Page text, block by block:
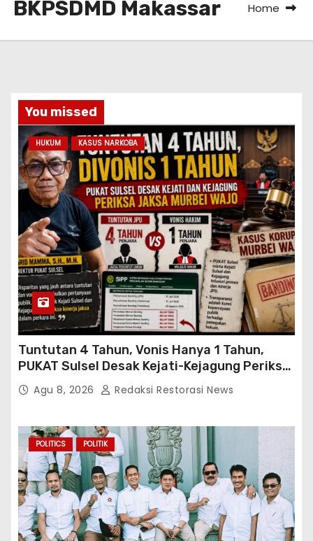
BKPSDMD Makassar Home
You missed
HUKUM KASUS NARKOBA
Tuntutan 4 Tahun, Vonis Hanya 1 Tahun,
PUKAT Sulsel Desak Kejati-Kejagung Periksa
JPU Murbei Wajo
Agu 8, 2026 Redaksi Restorasi News
POLITICS POLITIK